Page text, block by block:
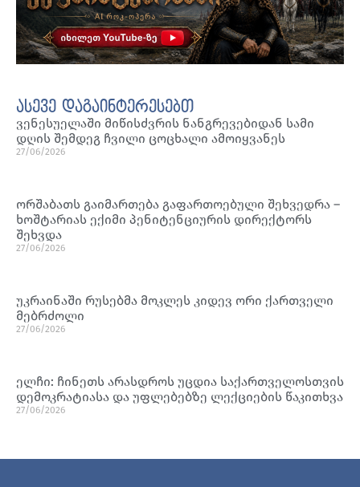
ასევე დაგაინტერესებთ
ვენესუელაში მიწისძვრის ნანგრევებიდან სამი
დღის შემდეგ ჩვილი ცოცხალი ამოიყვანეს
27/06/2026
ორშაბათს გაიმართება გაფართოებული შეხვედრა –
ხოშტარიას ექიმი პენიტენციურის დირექტორს
შეხვდა
27/06/2026
უკრაინაში რუსებმა მოკლეს კიდევ ორი ქართველი
მებრძოლი
27/06/2026
ელჩი: ჩინეთს არასდროს უცდია საქართველოსთვის
დემოკრატიასა და უფლებებზე ლექციების წაკითხვა
27/06/2026